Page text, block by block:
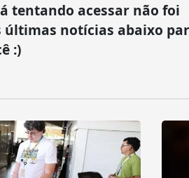
tentando acessar não foi
últimas notícias abaixo
:)